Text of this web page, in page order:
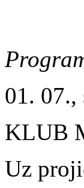
01. 07.,
KLUB
Uz